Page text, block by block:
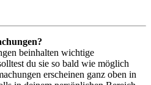
beinhalten wichtige
du sie so bald wie möglich
erscheinen ganz oben in